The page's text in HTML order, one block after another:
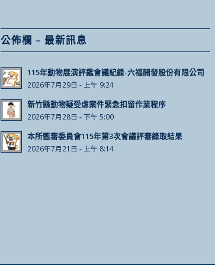
公佈欄 – 最新訊息
115年動物展演評鑑會議紀錄-六福開發股份有限公司
2026年7月29日 - 上午 9:24
新竹縣動物疑受虐案件緊急扣留作業程序
2026年7月28日 - 下午 5:00
本所甄審委員會115年第3次會議評審錄取結果
2026年7月21日 - 上午 8:14